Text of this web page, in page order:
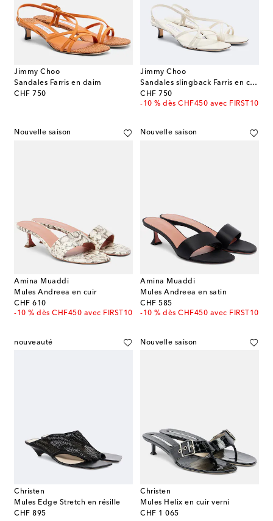
Jimmy Choo
Sandales Farris en daim
CHF 750
original price
Jimmy Choo
Sandales slingback Farris en cuir
CHF 750
original price
-10 % dès CHF450 avec FIRST10
Nouvelle saison
Amina Muaddi
Mules Andreea en cuir
CHF 610
original price
-10 % dès CHF450 avec FIRST10
Nouvelle saison
Amina Muaddi
Mules Andreea en satin
CHF 585
original price
-10 % dès CHF450 avec FIRST10
nouveauté
Christen
Mules Edge Stretch en résille
CHF 895
original price
Nouvelle saison
Christen
Mules Helix en cuir verni
CHF 1 065
original price